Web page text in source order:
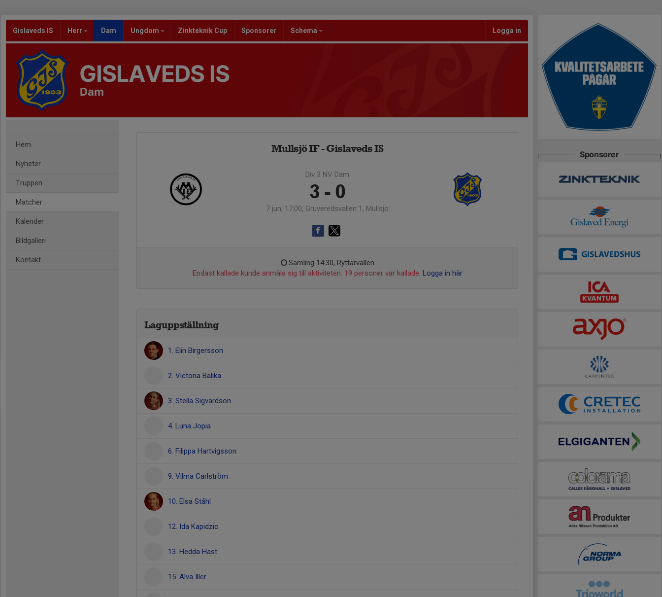
Gislaveds IS Herr Dam Ungdom Zinkteknik Cup Sponsorer Schema Logga in
GISLAVEDS IS
Dam
Hem
Nyheter
Truppen
Matcher
Kalender
Bildgalleri
Kontakt
Mullsjö IF - Gislaveds IS
Div 3 NV Dam
3 - 0
7 jun, 17:00, Gruveredsvallen 1, Mullsjö
Samling 14:30, Ryttarvallen
Endast kallade kunde anmäla sig till aktiviteten. 19 personer var kallade. Logga in här
Laguppställning
1. Elin Birgersson
2. Victoria Balika
3. Stella Sigvardson
4. Luna Jopia
6. Filippa Hartvigsson
9. Vilma Carlström
10. Elsa Ståhl
12. Ida Kapidzic
13. Hedda Hast
15. Alva Iller
Sponsorer